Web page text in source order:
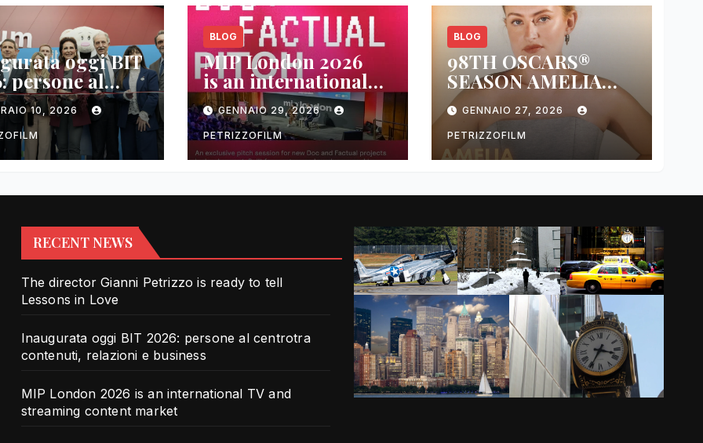
oggi BIT
persone al
contenuti,
e business
10, 2026
BLOG
MIP London 2026
is an international
TV and streaming
content market
GENNAIO 29, 2026
PETRIZZOFILM
BLOG
98TH OSCARS®
SEASON AMELIA
DIMOLDENBERG
RETURNS FOR
THIRD YEAR
GENNAIO 27, 2026
PETRIZZOFILM
RECENT NEWS
The director Gianni Petrizzo is ready to tell
Lessons in Love
Inaugurata oggi BIT 2026: persone al centrotra
contenuti, relazioni e business
MIP London 2026 is an international TV and
streaming content market